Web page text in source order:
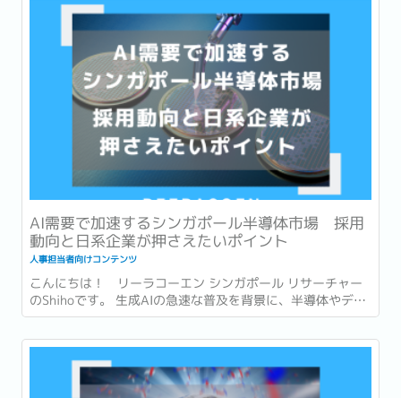
AI需要で加速するシンガポール半導体市場 採用
動向と日系企業が押さえたいポイント
人事担当者向けコンテンツ
こんにちは！ リーラコーエン シンガポール リサーチャー
のShihoです。 生成AIの急速な普及を背景に、半導体やデー
タセンターへの投資も世界各地で急速に拡大しています。...